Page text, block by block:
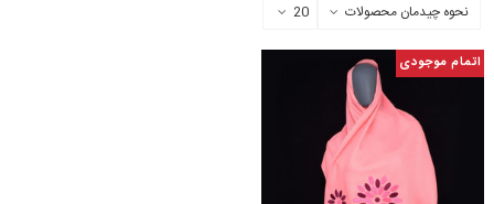
نحوه چیدمان محصولات 20
اتمام موجودی